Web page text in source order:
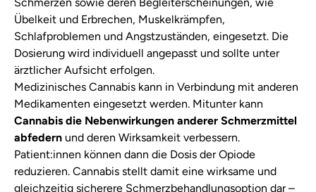
Übelkeit und Erbrechen, Muskelkrämpfen,
Schlafproblemen und Angstzuständen, eingesetzt. Die
Dosierung wird individuell angepasst und sollte unter
ärztlicher Aufsicht erfolgen.
Medizinisches Cannabis kann in Verbindung mit anderen
Medikamenten eingesetzt werden. Mitunter kann
Cannabis die Nebenwirkungen anderer Schmerzmittel
abfedernund deren Wirksamkeit verbessern.
Patient:innen können dann die Dosis der Opiode
reduzieren. Cannabis stellt damit eine wirksame und
gleichzeitig sicherere Schmerzbehandlungsoption dar –